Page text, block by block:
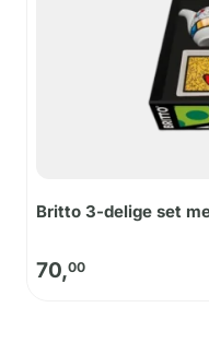
Britto 3-delige set
70,00